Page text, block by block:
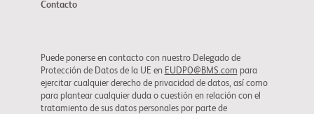
Contacto
Puede ponerse en contacto con nuestro Delegado de
Protección de Datos de la UE en EUDPO@BMS.com para
ejercitar cualquier derecho de privacidad de datos, así como
para plantear cualquier duda o cuestión en relación con el
tratamiento de sus datos personales por parte de